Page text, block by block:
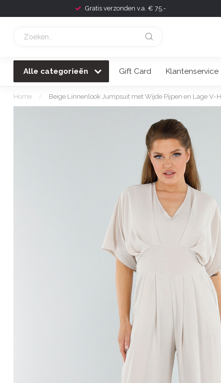
Gratis verzonden v.a. € 75,-
Alle categorieën Gift Card Klantenservice
Home / Beige Linnenlook Jumpsuit met Wijde Pijpen en Lage V-